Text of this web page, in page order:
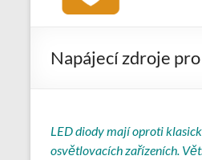
Napájecí zdroje
LED diody mají oproti
osvětlovacích zařízeních.